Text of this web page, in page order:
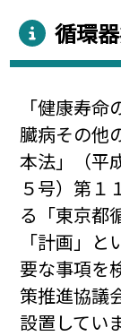
循環
「健康寿
臓病その他
本法」（平
５号）第１
る「東京都
「計画」
要な事項を
策推進協議
設置してい